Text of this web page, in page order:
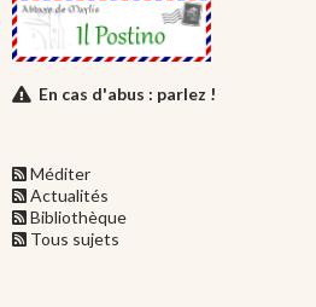
En cas d'abus : parlez !
Méditer
Actualités
Bibliothèque
Tous sujets